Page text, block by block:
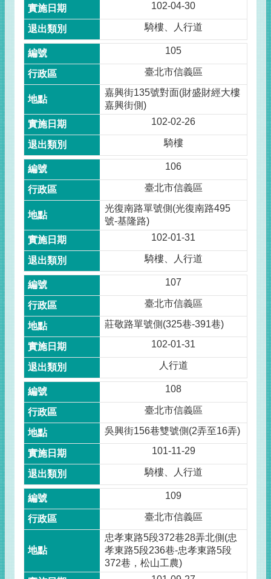
102-04-30
騎樓、人行道
105
臺北市信義區
嘉興街135號對面(財盛財經大樓
嘉興街側)
102-02-26
騎樓
106
臺北市信義區
光復南路單號側(光復南路495
號-基隆路)
102-01-31
騎樓、人行道
107
臺北市信義區
莊敬路單號側(325巷-391巷)
102-01-31
人行道
108
臺北市信義區
吳興街156巷雙號側(2弄至16弄)
101-11-29
騎樓、人行道
109
臺北市信義區
忠孝東路5段372巷28弄北側(忠
孝東路5段236巷-忠孝東路5段
372巷，松山工農)